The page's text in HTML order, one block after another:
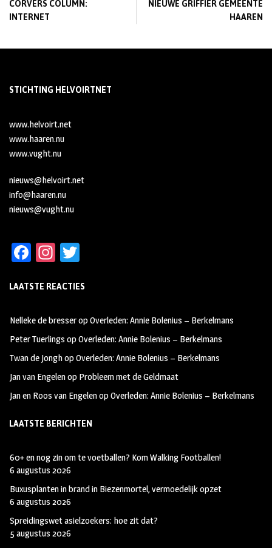
CORVERS COLUMN:
INTERNET
NIEUWE GRIFFIER GEMEENTE
HAAREN
STICHTING HELVOIRTNET
www.helvoirt.net
www.haaren.nu
www.vught.nu
nieuws@helvoirt.net
info@haaren.nu
nieuws@vught.nu
Fa
b
oo
k
In
ag
m
tt
LAATSTE REACTIES
Nelleke de bresseropOverleden: Annie Bolenius – Berkelmans
Peter Tuerlings opOverleden: Annie Bolenius – Berkelmans
Twan de JonghopOverleden: Annie Bolenius – Berkelmans
Jan van Engelenop Probleem met de Geldmaat
Jan en Roos van EngelenopOverleden: Annie Bolenius – Berkelmans
LAATSTE BERICHTEN
60+ en nog zin om te voetballen? Kom Walking Footballen!
6 augustus 2026
Buxusplanten in brand in Biezenmortel, vermoedelijk opzet
6 augustus 2026
Spreidingswet asielzoekers: hoe zit dat?
5 augustus 2026